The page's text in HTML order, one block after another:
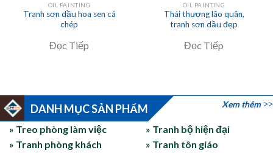
OIL PAINTING
Tranh sơn dầu hoa sen cá
chép
Đọc Tiếp
OIL PAINTING
Thái thượng lão quân,
tranh sơn dầu đẹp
Đọc Tiếp
DANH MỤC SẢN PHẨM Xem thêm
» Treo phòng làm việc
» Tranh phòng khách
» Tranh bộ hiện đại
» Tranh tôn giáo